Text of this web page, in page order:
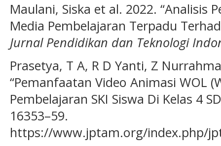
Maulani, Siska et al. 2022. “Analisis
Media Pembelajaran Terpadu
Jurnal Pendidikan dan Teknologi
Prasetya, T A, R D Yanti, Z
“Pemanfaatan Video Animasi WOL
Pembelajaran SKI Siswa Di Kelas 4
16353–59.
https://www.jptam.org/index.php/